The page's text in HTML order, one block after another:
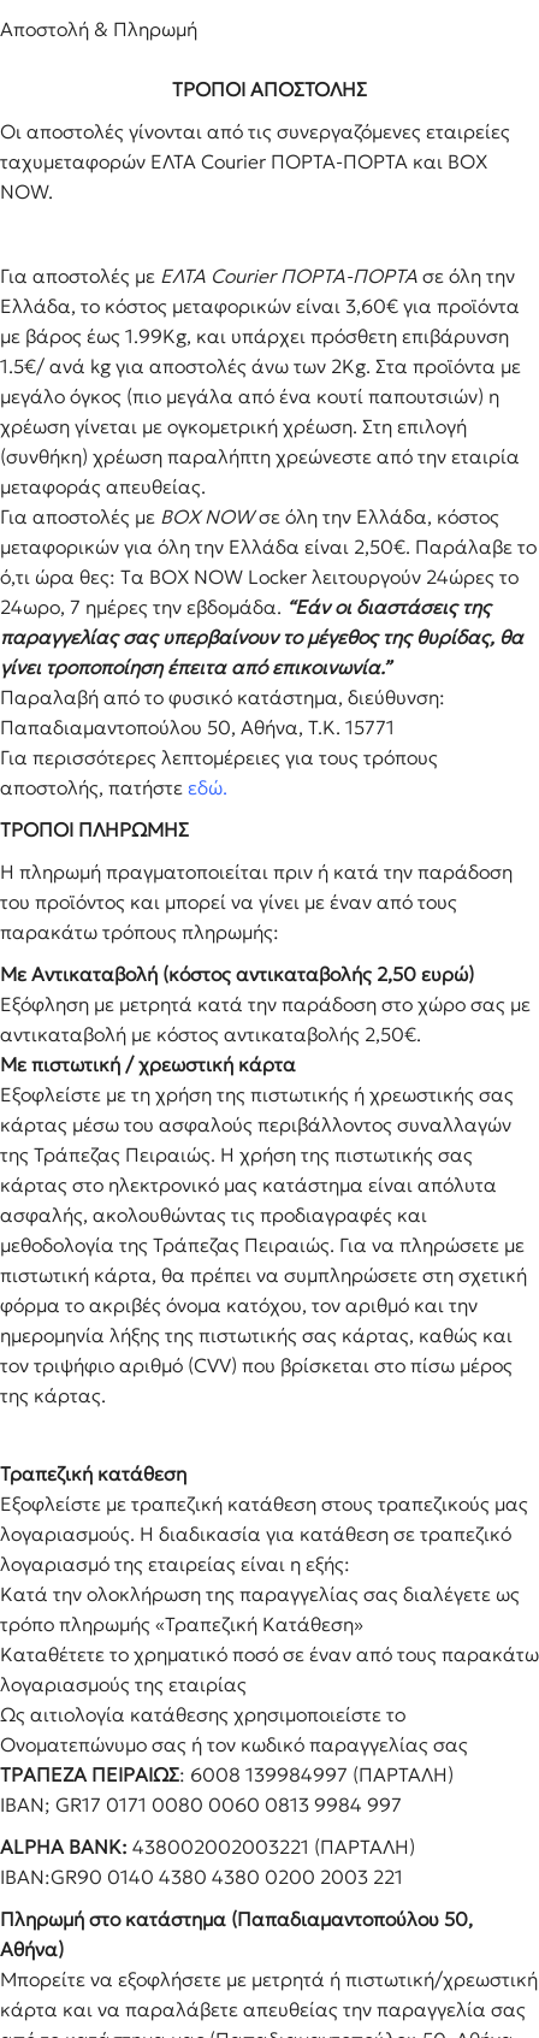
Αποστολή & Πληρωμή
ΤΡΟΠΟΙ ΑΠΟΣΤΟΛΗΣ
Οι αποστολές γίνονται από τις συνεργαζόμενες εταιρείες
ταχυμεταφορών ΕΛΤΑ Courier ΠΟΡΤΑ-ΠΟΡΤΑ και BOX
NOW.
Για αποστολές με ΕΛΤΑ Courier ΠΟΡΤΑ-ΠΟΡΤΑ σε όλη την
Ελλάδα, το κόστος μεταφορικών είναι 3,60€ για προϊόντα
με βάρος έως 1.99Kg, και υπάρχει πρόσθετη επιβάρυνση
1.5€/ ανά kg για αποστολές άνω των 2Κg. Στα προϊόντα με
μεγάλο όγκος (πιο μεγάλα από ένα κουτί παπουτσιών) η
χρέωση γίνεται με ογκομετρική χρέωση. Στη επιλογή
(συνθήκη) χρέωση παραλήπτη χρεώνεστε από την εταιρία
μεταφοράς απευθείας.
Για αποστολές με BOX NOWσε όλη την Ελλάδα, κόστος
μεταφορικών για όλη την Ελλάδα είναι 2,50€. Παράλαβε το
ό,τι ώρα θες: Tα ΒΟΧ ΝΟW Locker λειτουργούν 24ώρες το
24ωρο, 7 ημέρες την εβδομάδα. “Εάν οι διαστάσεις της
παραγγελίας σας υπερβαίνουν το μέγεθος της θυρίδας, θα
γίνει τροποποίηση έπειτα από επικοινωνία.”
Παραλαβή από το φυσικό κατάστημα, διεύθυνση:
Παπαδιαμαντοπούλου 50, Αθήνα, Τ.Κ. 15771
Για περισσότερες λεπτομέρειες για τους τρόπους
αποστολής, πατήστε εδώ.
ΤΡΟΠΟΙ ΠΛΗΡΩΜΗΣ
Η πληρωμή πραγματοποιείται πριν ή κατά την παράδοση
του προϊόντος και μπορεί να γίνει με έναν από τους
παρακάτω τρόπους πληρωμής:
Με Αντικαταβολή (κόστος αντικαταβολής 2,50 ευρώ)
Εξόφληση με μετρητά κατά την παράδοση στο χώρο σας με
αντικαταβολή με κόστος αντικαταβολής 2,50€.
Με πιστωτική / χρεωστική κάρτα
Εξοφλείστε με τη χρήση της πιστωτικής ή χρεωστικής σας
κάρτας μέσω του ασφαλούς περιβάλλοντος συναλλαγών
της Τράπεζας Πειραιώς. Η χρήση της πιστωτικής σας
κάρτας στο ηλεκτρονικό μας κατάστημα είναι απόλυτα
ασφαλής, ακολουθώντας τις προδιαγραφές και
μεθοδολογία της Τράπεζας Πειραιώς. Για να πληρώσετε με
πιστωτική κάρτα, θα πρέπει να συμπληρώσετε στη σχετική
φόρμα το ακριβές όνομα κατόχου, τον αριθμό και την
ημερομηνία λήξης της πιστωτικής σας κάρτας, καθώς και
τον τριψήφιο αριθμό (CVV) που βρίσκεται στο πίσω μέρος
της κάρτας.
Τραπεζική κατάθεση
Εξοφλείστε με τραπεζική κατάθεση στους τραπεζικούς μας
λογαριασμούς. Η διαδικασία για κατάθεση σε τραπεζικό
λογαριασμό της εταιρείας είναι η εξής:
Κατά την ολοκλήρωση της παραγγελίας σας διαλέγετε ως
τρόπο πληρωμής «Τραπεζική Κατάθεση»
Καταθέτετε το χρηματικό ποσό σε έναν από τους παρακάτω
λογαριασμούς της εταιρίας
Ως αιτιολογία κατάθεσης χρησιμοποιείστε το
Ονοματεπώνυμο σας ή τον κωδικό παραγγελίας σας
ΤΡΑΠΕΖΑ ΠΕΙΡΑΙΩΣ: 6008 139984997 (ΠΑΡΤΑΛΗ)
IBAN; GR17 0171 0080 0060 0813 9984 997
ALPHA BANK: 438002002003221 (ΠΑΡΤΑΛΗ)
IBAN:GR90 0140 4380 4380 0200 2003 221
Πληρωμή στο κατάστημα (Παπαδιαμαντοπούλου 50,
Αθήνα)
Μπορείτε να εξοφλήσετε με μετρητά ή πιστωτική/χρεωστική
κάρτα και να παραλάβετε απευθείας την παραγγελία σας